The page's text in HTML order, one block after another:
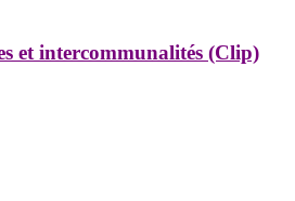
et intercommunalités (Clip)